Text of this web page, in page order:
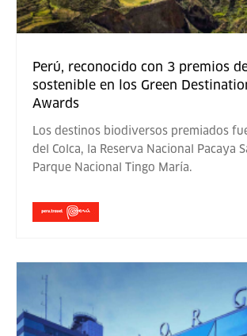
Perú, reconocido con 3 premios
sostenible en los Green
Awards
Los destinos biodiversos premiados
del Colca, la Reserva Nacional Pacaya
Parque Nacional Tingo María.